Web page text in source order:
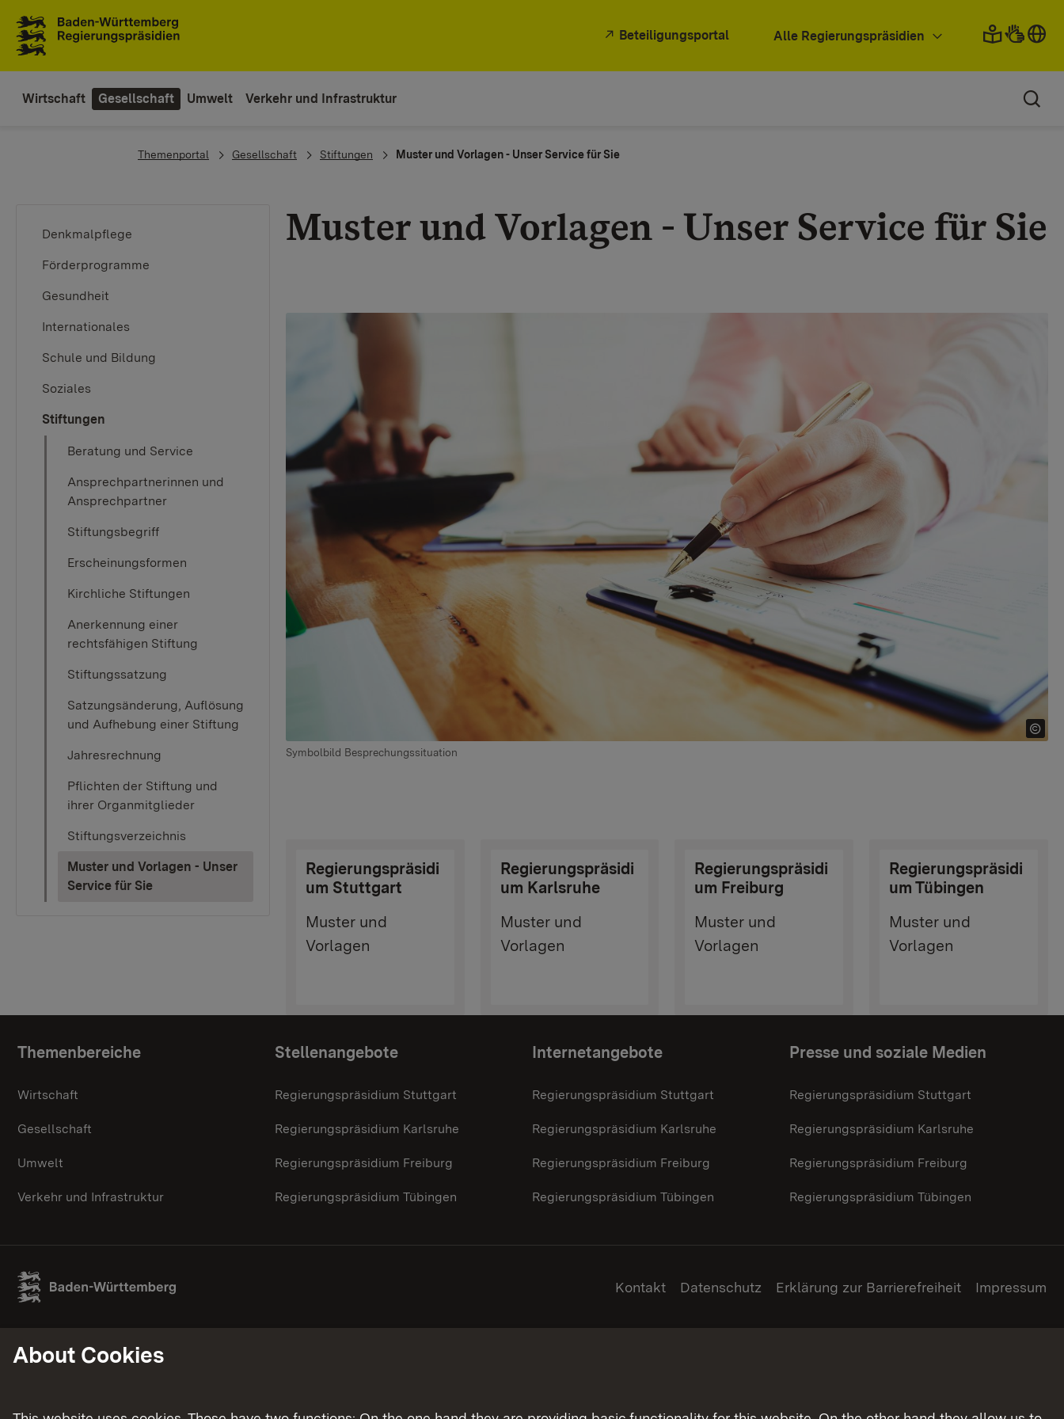
Beteiligungsportal Alle Regierungspräsidien
Wirtschaft Gesellschaft Umwelt Verkehr und Infrastruktur
You are here:
Themenportal Gesellschaft Stiftungen Muster und Vorlagen - Unser Service für Sie
Denkmalpflege
Förderprogramme
Gesundheit
Internationales
Schule und Bildung
Soziales
Stiftungen
Beratung und Service
Ansprechpartnerinnen und
Ansprechpartner
Stiftungsbegriff
Erscheinungsformen
Kirchliche Stiftungen
Anerkennung einer
rechtsfähigen Stiftung
Stiftungssatzung
Satzungsänderung, Auflösung
und Aufhebung einer Stiftung
Jahresrechnung
Pflichten der Stiftung und
ihrer Organmitglieder
Stiftungsverzeichnis
Muster und Vorlagen - Unser
Service für Sie(current)
Muster und Vorlagen - Unser Service für Sie
Symbolbild Besprechungssituation
Regierungspräsidi
um Stuttgart
Muster und
Vorlagen
Regierungspräsidi
um Karlsruhe
Muster und
Vorlagen
Regierungspräsidi
um Freiburg
Muster und
Vorlagen
Regierungspräsidi
um Tübingen
Muster und
Vorlagen
Topic overview
Themenbereiche
Wirtschaft
Gesellschaft
Umwelt
Verkehr und Infrastruktur
Stellenangebote
Regierungspräsidium Stuttgart
Regierungspräsidium Karlsruhe
Regierungspräsidium Freiburg
Regierungspräsidium Tübingen
Internetangebote
Regierungspräsidium Stuttgart
Regierungspräsidium Karlsruhe
Regierungspräsidium Freiburg
Regierungspräsidium Tübingen
Presse und soziale Medien
Regierungspräsidium Stuttgart
Regierungspräsidium Karlsruhe
Regierungspräsidium Freiburg
Regierungspräsidium Tübingen
Kontakt Datenschutz Erklärung zur Barrierefreiheit Impressum
About Cookies